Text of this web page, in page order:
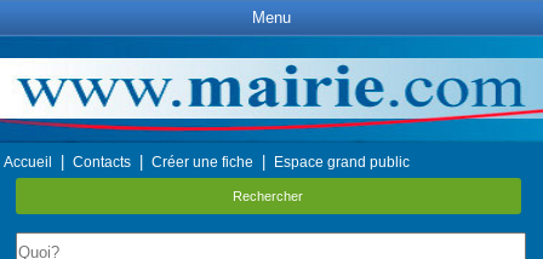
Menu
Accueil Contacts Créer une fiche Espace grand public
Rechercher